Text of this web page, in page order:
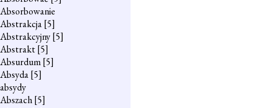
Absorbowanie
Abstrakcja[5]
Abstrakcyjny[5]
Abstrakt[5]
Absurdum[5]
Absyda[5]
absydy
Abszach[5]